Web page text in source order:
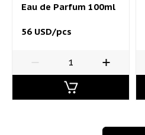
Eau de Parfum 100ml
56 USD/pcs